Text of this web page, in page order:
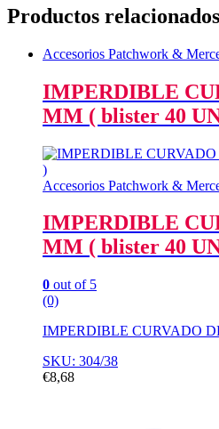
Productos relacionados
Accesorios Patchwork &
IMPERDIBLE
MM ( blister 40
Accesorios Patchwork &
IMPERDIBLE
MM ( blister 40
0 out of 5
(0)
IMPERDIBLE CURVADO
SKU: 304/38
€8,68